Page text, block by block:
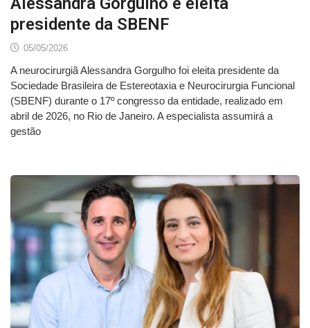
presidente da SBENF
05/05/2026
A neurocirurgiã Alessandra Gorgulho foi eleita presidente da
Sociedade Brasileira de Estereotaxia e Neurocirurgia Funcional
(SBENF) durante o 17º congresso da entidade, realizado em
abril de 2026, no Rio de Janeiro. A especialista assumirá a
gestão